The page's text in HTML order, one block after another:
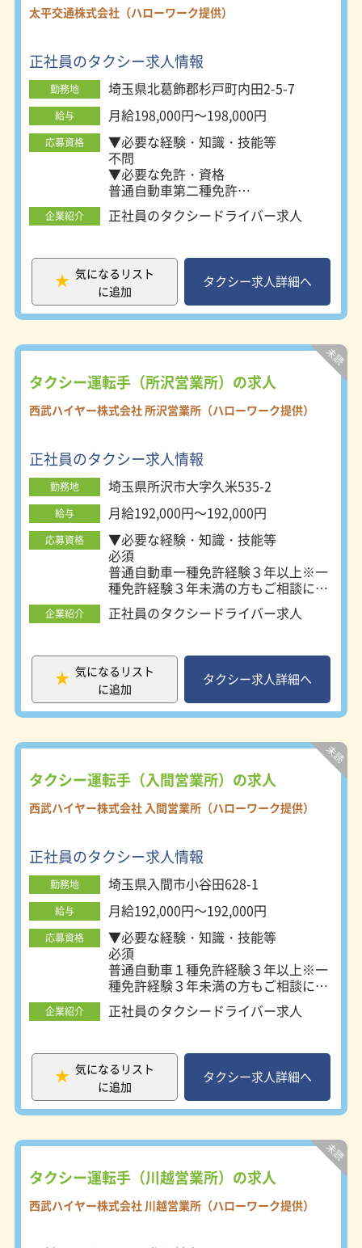
太平交通株式会社（ハローワーク提供）
正社員のタクシー求人情報
勤務地 埼玉県北葛飾郡杉戸町内田2-5-7
給与 月給198,000円～198,000円
応募資格
▼必要な経験・知識・技能等
不問
▼必要な免許・資格
普通自動車第二種免許
必須
普通自動車運転免許取得３年以上でも
普通自動車運転免許
必須（ＡＴ限定可）
企業紹介 正社員のタクシードライバー求人
気になるリスト
に追加
タクシー求人詳細へ
タクシー運転手（所沢営業所）の求人
西武ハイヤー株式会社 所沢営業所（ハローワーク提供）
正社員のタクシー求人情報
勤務地 埼玉県所沢市大字久米535-2
給与 月給192,000円～192,000円
応募資格
▼必要な経験・知識・技能等
必須
普通自動車一種免許経験３年以上※一
種免許経験３年未満の方もご相談に応
じます。
▼必要な免許・資格
あれば尚可
普通自動車運転免許
必須（ＡＴ限定可）
企業紹介 正社員のタクシードライバー求人
気になるリスト
に追加
タクシー求人詳細へ
タクシー運転手（入間営業所）の求人
西武ハイヤー株式会社 入間営業所（ハローワーク提供）
正社員のタクシー求人情報
勤務地 埼玉県入間市小谷田628-1
給与 月給192,000円～192,000円
応募資格
▼必要な経験・知識・技能等
必須
普通自動車１種免許経験３年以上※一
種免許経験３年未満の方もご相談に応
じます。
▼必要な免許・資格
あれば尚可
普通自動車運転免許
必須（ＡＴ限定可）
企業紹介 正社員のタクシードライバー求人
気になるリスト
に追加
タクシー求人詳細へ
タクシー運転手（川越営業所）の求人
西武ハイヤー株式会社 川越営業所（ハローワーク提供）